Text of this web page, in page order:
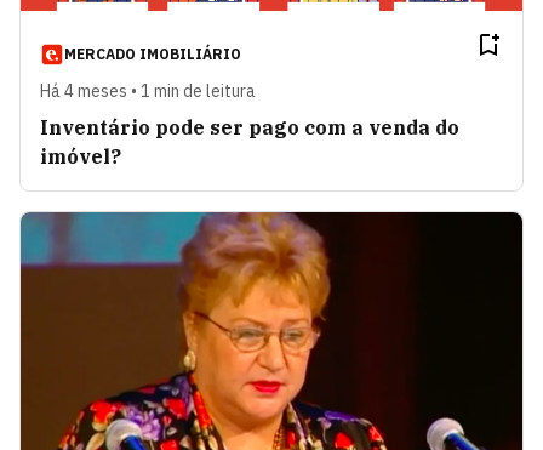
MERCADO IMOBILIÁRIO
Há 4 meses • 1 min de leitura
Inventário pode ser pago com a venda do
imóvel?